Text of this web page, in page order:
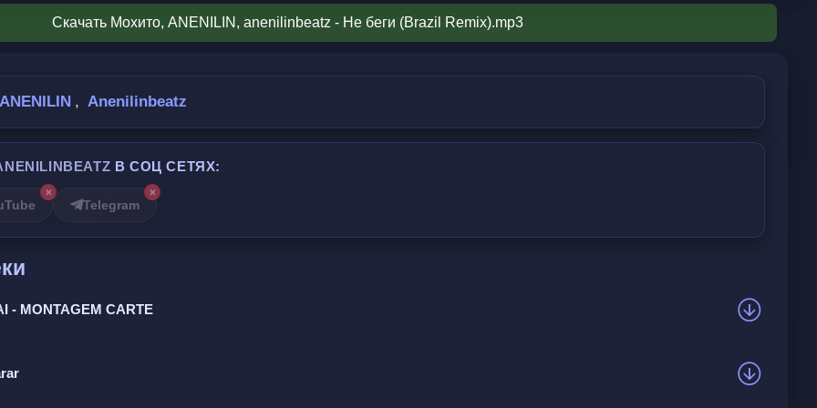
мой самый хороший.
не брошу.
сомнениям.
буду.
за тобою.
я стану другою.
Скачать Мохито, ANENILIN, anenilinbeatz - Не беги (Brazil Remix).mp3
ANENILIN , Anenilinbeatz
В СОЦ СЕТЯХ:
✕
Telegram
✕
- MONTAGEM CARTE